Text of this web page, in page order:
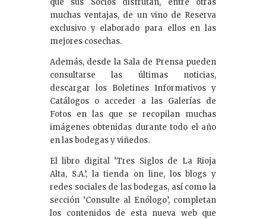
muchas ventajas, de un vino de Reserva
exclusivo y elaborado para ellos en las
mejores cosechas.
Además, desde la Sala de Prensa pueden
consultarse las últimas noticias,
descargar los Boletines Informativos y
Catálogos o acceder a las Galerías de
Fotos en las que se recopilan muchas
imágenes obtenidas durante todo el año
en las bodegas y viñedos.
El libro digital ‘Tres Siglos de La Rioja
Alta, S.A.’, la tienda on line, los blogs y
redes sociales de las bodegas, así como la
sección ‘Consulte al Enólogo’, completan
los contenidos de esta nueva web que